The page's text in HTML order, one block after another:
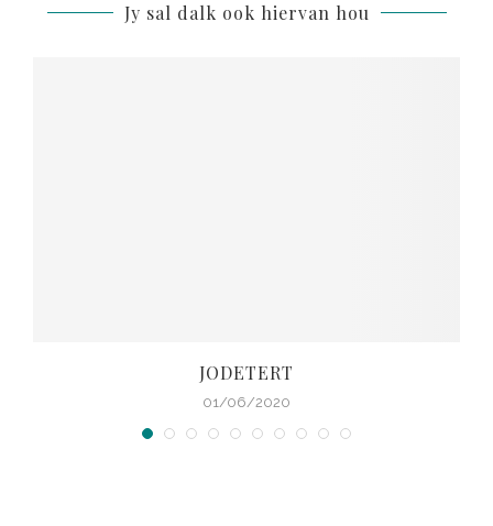
Jy sal dalk ook hiervan hou
JODETERT
01/06/2020